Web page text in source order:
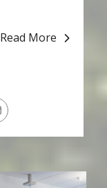
Read More